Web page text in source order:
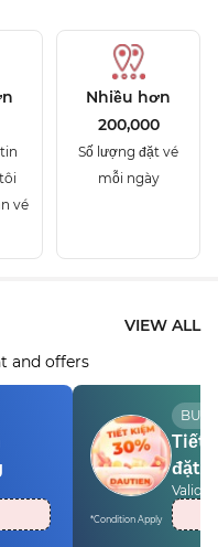
vé
Nhiều hơn
200,000
Số lượng đặt vé
mỗi ngày
VIEW ALL
and offers
*Condition Apply
BUS
Tiết
đặt